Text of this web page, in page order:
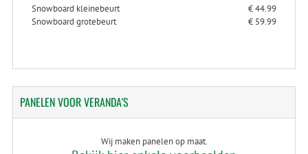
Snowboard kleinebeurt
€ 44.99
Snowboard grotebeurt
€ 59.99
PANELENVOOR VERANDA'S
Wij maken panelen op maat.